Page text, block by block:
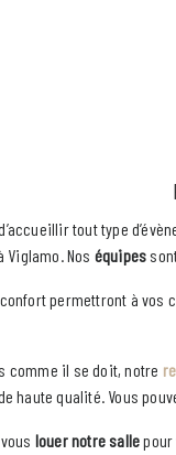
tout type
Nos équipes
permettront à vos
comme il se doit, notre
haute qualité. Vous
louer notre sallepour